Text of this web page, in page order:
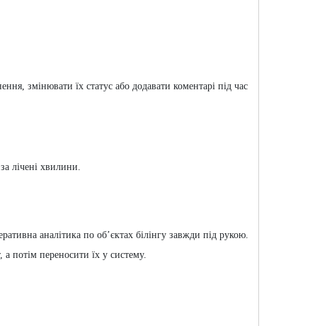
змінювати їх статус або додавати коментарі під час
лічені хвилини.
аналітика по об’єктах білінгу завжди під рукою.
потім переносити їх у систему.